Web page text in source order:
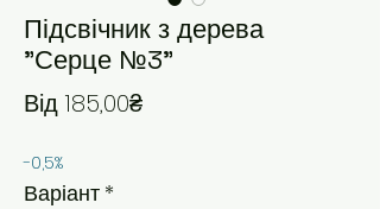
Підсвічник з дерева
"Серце №3"
Від 185,00₴За розпродажем
-0,5%
Варіант *